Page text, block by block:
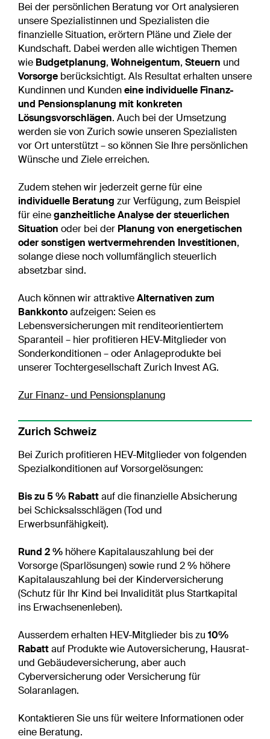
Bei der persönlichen Beratung vor Ort analysieren
unsere Spezialistinnen und Spezialisten die
finanzielle Situation, erörtern Pläne und Ziele der
Kundschaft. Dabei werden alle wichtigen Themen
wie Budgetplanung, Wohneigentum, Steuern und
Vorsorge berücksichtigt. Als Resultat erhalten unsere
Kundinnen und Kundeneine individuelle Finanz-
und Pensionsplanung mit konkreten
Lösungsvorschlägen. Auch bei der Umsetzung
werden sie von Zurich sowie unseren Spezialisten
vor Ort unterstützt – so können Sie Ihre persönlichen
Wünsche und Ziele erreichen.
Zudem stehen wir jederzeit gerne für eine
individuelle Beratung zur Verfügung, zum Beispiel
für eineganzheitliche Analyse der steuerlichen
Situation oder bei der Planung von energetischen
oder sonstigen wertvermehrenden Investitionen,
solange diese noch vollumfänglich steuerlich
absetzbar sind.
Auch können wir attraktiveAlternativen zum
Bankkontoaufzeigen: Seien es
Lebensversicherungen mit renditeorientiertem
Sparanteil – hier profitieren HEV-Mitglieder von
Sonderkonditionen – oder Anlageprodukte bei
unserer Tochtergesellschaft Zurich Invest AG.
Zur Finanz- und Pensionsplanung
Zurich Schweiz
Bei Zurich profitieren HEV-Mitglieder von folgenden
Spezialkonditionen auf Vorsorgelösungen:
Bis zu 5 % Rabattauf die finanzielle Absicherung
bei Schicksalsschlägen (Tod und
Erwerbsunfähigkeit).
Rund 2 % höhere Kapitalauszahlung bei der
Vorsorge (Sparlösungen) sowie rund 2 % höhere
Kapitalauszahlung bei der Kinderversicherung
(Schutz für Ihr Kind bei Invalidität plus Startkapital
ins Erwachsenenleben).
Ausserdem erhalten HEV-Mitglieder bis zu 10%
Rabattauf Produkte wie Autoversicherung, Hausrat-
und Gebäudeversicherung, aber auch
Cyberversicherung oder Versicherung für
Solaranlagen.
Kontaktieren Sie uns für weitere Informationen oder
eine Beratung.